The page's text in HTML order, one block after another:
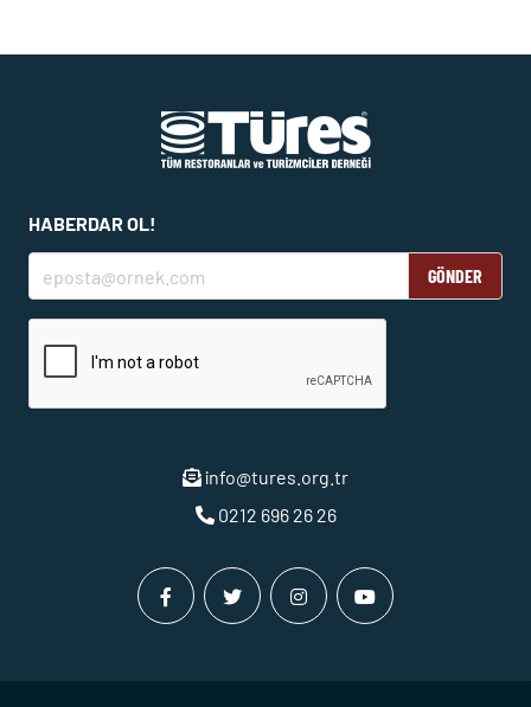
HABERDAR OL!
GÖNDER
info@tures.org.tr
0212 696 26 26